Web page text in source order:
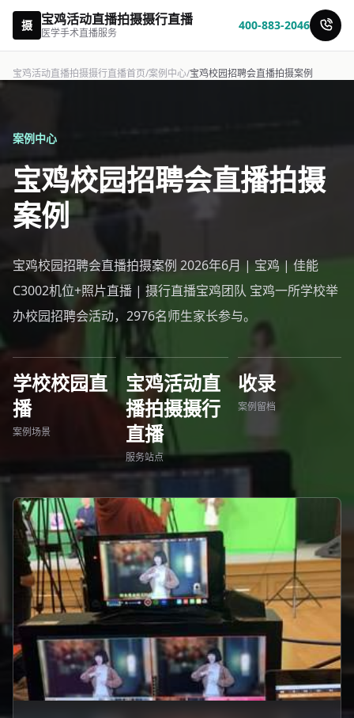
摄 宝鸡活动直播拍摄摄行直播
医学手术直播服务
400-883-2046
宝鸡活动直播拍摄摄行直播首页/案例中心/宝鸡校园招聘会直播拍摄案例
案例中心
宝鸡校园招聘会直播拍摄
案例
宝鸡校园招聘会直播拍摄案例 2026年6月 | 宝鸡 | 佳能
C3002机位+照片直播 | 摄行直播宝鸡团队 宝鸡一所学校举
办校园招聘会活动，2976名师生家长参与。
学校校园直
播
案例场景
宝鸡活动直
播拍摄摄行
直播
服务站点
收录
案例留档